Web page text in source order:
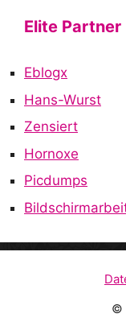
Elite Partner
Eblogx
Hans-Wurst
Zensiert
Hornoxe
Picdumps
©